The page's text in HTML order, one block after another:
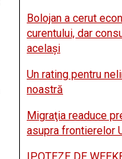
Bolojan a cerut
curentului, dar
acelaşi
Un rating pentru
noastră
Migraţia readuce
asupra frontierelor